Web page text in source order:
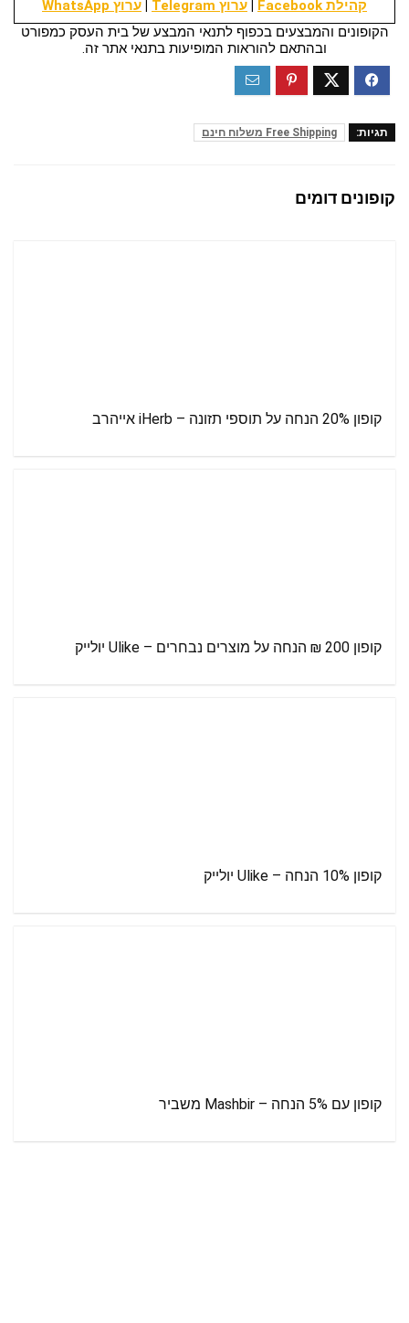
קהילת Facebook
| ערוץ Telegram | ערוץ WhatsApp
הקופונים והמבצעים בכפוף לתנאי המבצע של בית העסק כמפורט
ובהתאם להוראות המופיעות בתנאי אתר זה.
תגיות: Free Shipping משלוח חינם
קופונים דומים
קופון 20% הנחה על תוספי תזונה – iHerb אייהרב
קופון 200 ₪ הנחה על מוצרים נבחרים – Ulike יולייק
קופון 10% הנחה – Ulike יולייק
קופון עם 5% הנחה – Mashbir משביר